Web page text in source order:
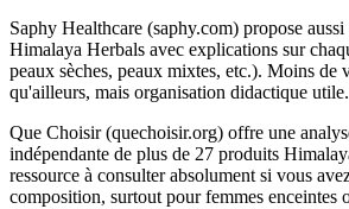
Saphy Healthcare (saphy.com) propose
Himalaya Herbals avec explications sur
peaux sèches, peaux mixtes, etc.). Moins de
qu'ailleurs, mais organisation didactique utile.
Que Choisir (quechoisir.org) offre une
indépendante de plus de 27 produits
ressource à consulter absolument si vous
composition, surtout pour femmes enceintes